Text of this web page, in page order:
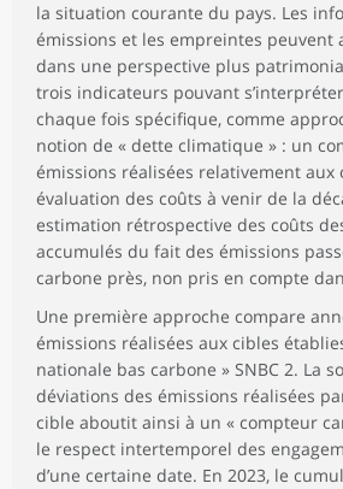
la situation courante du pays. Les
émissions et les empreintes peuvent
dans une perspective plus
trois indicateurs pouvant
chaque fois spécifique, comme
notion de « dette climatique » : un
émissions réalisées relativement aux
évaluation des coûts à venir de la
estimation rétrospective des coûts
accumulés du fait des émissions
carbone près, non pris en compte
Une première approche compare
émissions réalisées aux cibles
nationale bas carbone » SNBC 2. La
déviations des émissions réalisées
cible aboutit ainsi à un « compteur
le respect intertemporel des
d’une certaine date. En 2023, le